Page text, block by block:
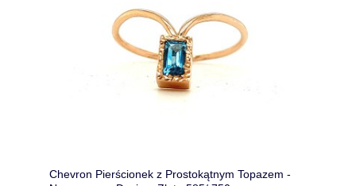
Chevron Pierścionek z Prostokątnym Topazem -